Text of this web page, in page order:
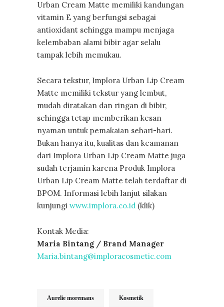
Urban Cream Matte memiliki kandungan
vitamin E yang berfungsi sebagai
antioxidant sehingga mampu menjaga
kelembaban alami bibir agar selalu
tampak lebih memukau.
Secara tekstur, Implora Urban Lip Cream
Matte memiliki tekstur yang lembut,
mudah diratakan dan ringan di bibir,
sehingga tetap memberikan kesan
nyaman untuk pemakaian sehari-hari.
Bukan hanya itu, kualitas dan keamanan
dari Implora Urban Lip Cream Matte juga
sudah terjamin karena Produk Implora
Urban Lip Cream Matte telah terdaftar di
BPOM. Informasi lebih lanjut silakan
kunjungi www.implora.co.id (klik)
Kontak Media:
Maria Bintang / Brand Manager
Maria.bintang@imploracosmetic.com
Aurelie moremans Kosmetik